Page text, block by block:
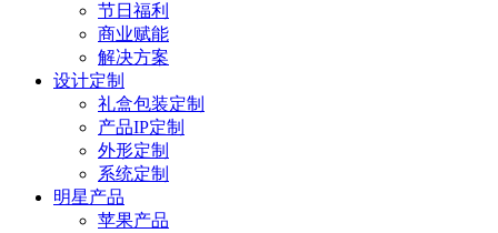
节日福利
商业赋能
解决方案
设计定制
礼盒包装定制
产品IP定制
外形定制
系统定制
明星产品
苹果产品